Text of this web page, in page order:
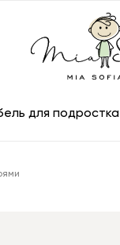
для подростка